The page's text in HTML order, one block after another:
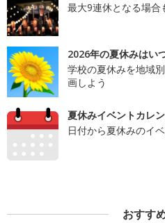
最大9連休となる場合
2026年の夏休みはい
学校の夏休みを地域
画しよう
夏休みイベントカレ
日付から夏休みのイ
おすす